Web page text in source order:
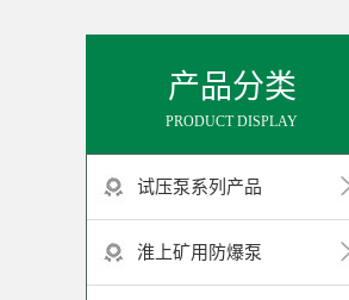
产品分类
PRODUCT DISPLAY
试压泵系列产品
淮上矿用防爆泵